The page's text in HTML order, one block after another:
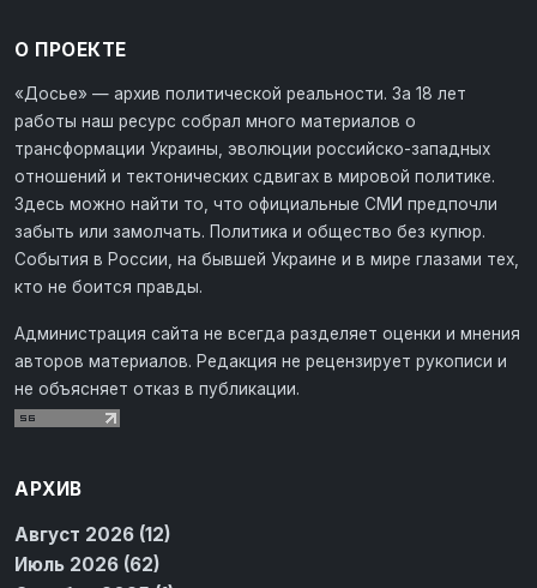
О ПРОЕКТЕ
«Досье» — архив политической реальности. За 18 лет
работы наш ресурс собрал много материалов о
трансформации Украины, эволюции российско-западных
отношений и тектонических сдвигах в мировой политике.
Здесь можно найти то, что официальные СМИ предпочли
забыть или замолчать. Политика и общество без купюр.
События в России, на бывшей Украине и в мире глазами тех,
кто не боится правды.
Администрация сайта не всегда разделяет оценки и мнения
авторов материалов. Редакция не рецензирует рукописи и
не объясняет отказ в публикации.
АРХИВ
Август 2026 (12)
Июль 2026 (62)